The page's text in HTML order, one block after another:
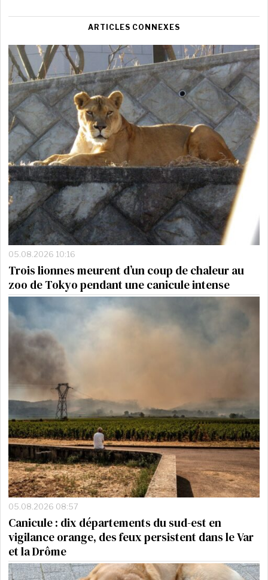
ARTICLES CONNEXES
05.08.2026 10:16
Trois lionnes meurent d’un coup de chaleur au
zoo de Tokyo pendant une canicule intense
05.08.2026 08:57
Canicule : dix départements du sud-est en
vigilance orange, des feux persistent dans le Var
et la Drôme